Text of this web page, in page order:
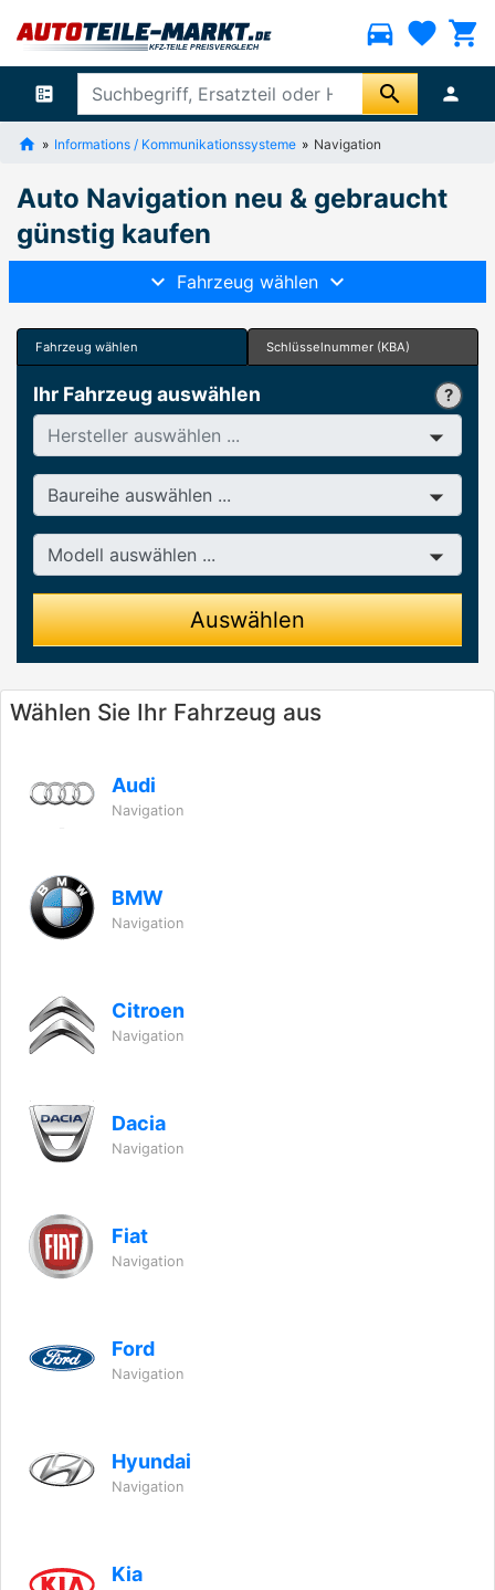
directions_car favorite shopping_cart
ballot search person
Informations / Kommunikationssysteme Navigation
Auto Navigation neu & gebraucht
günstig kaufen
Fahrzeug wählen
Fahrzeug wählen Schlüsselnummer (KBA)
Ihr Fahrzeug auswählen
Hersteller
Baureihe
Modell
Auswählen
Wählen Sie Ihr Fahrzeug aus
Audi
Navigation
BMW
Navigation
Citroen
Navigation
Dacia
Navigation
Fiat
Navigation
Ford
Navigation
Hyundai
Navigation
Kia